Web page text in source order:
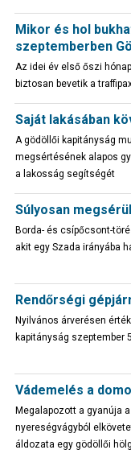
Mikor és hol
szeptemberben
Az idei év első őszi
biztosan bevetik a
Saját lakásában
A gödöllői kapitányság
megsértésének alapos
a lakosság segítségét
Súlyosan
Borda- és csípőcsont-
akit egy Szada irányába
Rendőrségi
Nyilvános árverésen
kapitányság szeptember
Vádemelés a
Megalapozott a gyanúja
nyereségvágyból
áldozata egy gödöllői